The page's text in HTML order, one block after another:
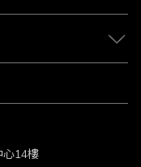
心14樓